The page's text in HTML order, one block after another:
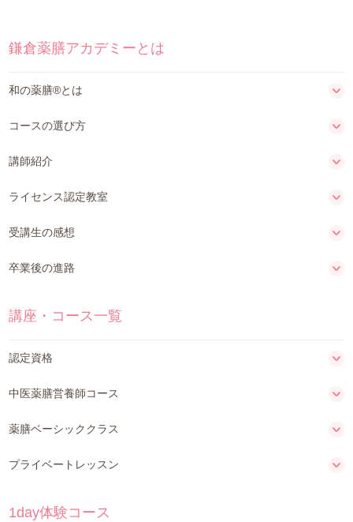
鎌倉薬膳アカデミーとは
和の薬膳®とは
コースの選び方
講師紹介
ライセンス認定教室
受講生の感想
卒業後の進路
講座・コース一覧
認定資格
中医薬膳営養師コース
薬膳ベーシッククラス
プライベートレッスン
1day体験コース